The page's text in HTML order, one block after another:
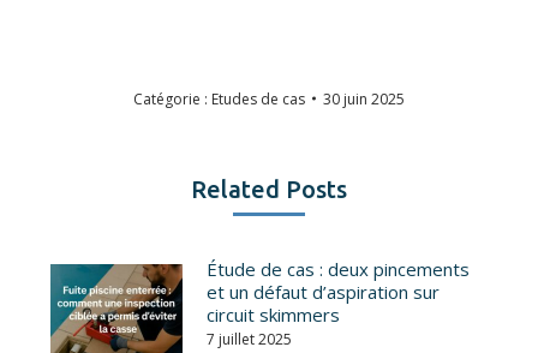
Catégorie : Etudes de cas 30 juin 2025
Related Posts
Étude de cas : deux pincements
et un défaut d’aspiration sur
circuit skimmers
7 juillet 2025